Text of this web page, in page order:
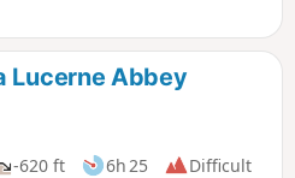
Lucerne Abbey
-620 ft 6h 25
Difficult